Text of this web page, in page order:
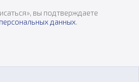
вы подтверждаете
персональных данных